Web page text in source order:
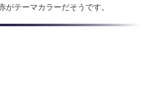
がテーマカラーだそうです。